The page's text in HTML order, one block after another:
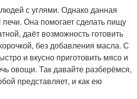
с углями. Однако данная
Она помогает сделать пищу
даёт возможность готовить
без добавления масла. С
и вкусно приготовить мясо и
овощи. Так давайте разберёмся,
представляет, и как ею